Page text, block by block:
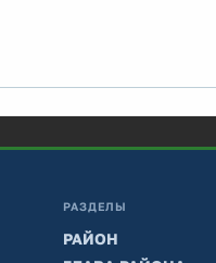
РАЗДЕЛЫ
РАЙОН